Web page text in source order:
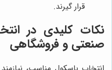
قرار گیرند.
نکات کلیدی در
صنعتی و فروشگاهی